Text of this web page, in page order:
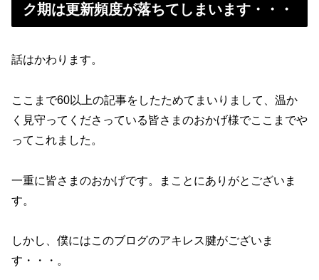
ク期は更新頻度が落ちてしまいます・・・
話はかわります。
ここまで60以上の記事をしたためてまいりまして、温か
く見守ってくださっている皆さまのおかげ様でここまでや
ってこれました。
一重に皆さまのおかげです。まことにありがとございま
す。
しかし、僕にはこのブログのアキレス腱がございま
す・・・。